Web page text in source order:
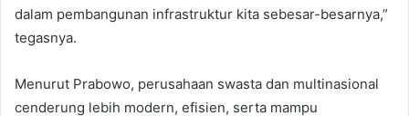
dalam pembangunan infrastruktur kita sebesar-besarnya,”
tegasnya.
Menurut Prabowo, perusahaan swasta dan multinasional
cenderung lebih modern, efisien, serta mampu